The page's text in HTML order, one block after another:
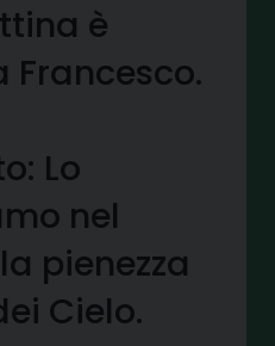
è
Francesco.
Lo
nel
pienezza
Cielo.